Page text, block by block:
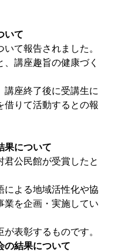
いて
て報告されました。
講座趣旨の健康づく
座終了後に受講生に
借りて活動するとの報
果について
公民館が受賞したと
よる地域活性化や協
業を企画・実施してい
表彰するものです。
の結果について